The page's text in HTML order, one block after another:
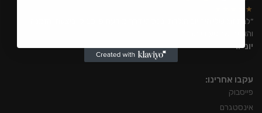
★★★★★
״לבת זוג שלי היה יום הולדת, נכסתי דרך מודעת פייסבוק, ביצעתי הזמנה
והאמת שהגיע די מהר״
יוני ו.
עקבו אחרינו:
פייסבוק
אינסטגרם